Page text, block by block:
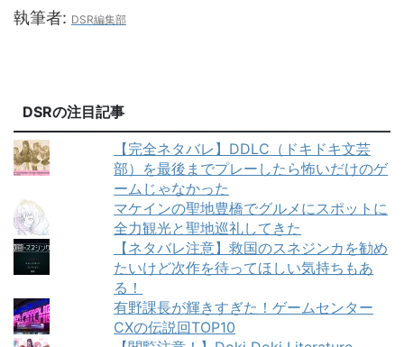
執筆者: DSR編集部
DSRの注目記事
【完全ネタバレ】DDLC（ドキドキ文芸
部）を最後までプレーしたら怖いだけのゲ
ームじゃなかった
マケインの聖地豊橋でグルメにスポットに
全力観光と聖地巡礼してきた
【ネタバレ注意】救国のスネジンカを勧め
たいけど次作を待ってほしい気持ちもあ
る！
有野課長が輝きすぎた！ゲームセンター
CXの伝説回TOP10